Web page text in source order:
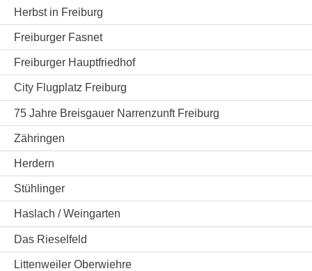
Herbst in Freiburg
Freiburger Fasnet
Freiburger Hauptfriedhof
City Flugplatz Freiburg
75 Jahre Breisgauer Narrenzunft Freiburg
Zähringen
Herdern
Stühlinger
Haslach / Weingarten
Das Rieselfeld
Littenweiler Oberwiehre